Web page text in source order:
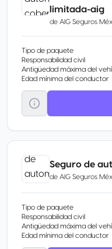
limitada-aig
de AIG Seguros
Tipo de paquete
Responsabilidad civil
Antigüedad máxima del
Edad mínima del conductor
Seguro de
de AIG Seguros
Tipo de paquete
Responsabilidad civil
Antigüedad máxima del
Edad mínima del conductor